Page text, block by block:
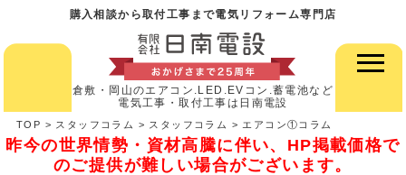
購入相談から取付工事まで電気リフォーム専門店
倉敷・岡山のエアコン.LED.EVコン.蓄電池など
電気工事・取付工事は日南電設
TOP > スタッフコラム > スタッフコラム > エアコン①コラム
昨今の世界情勢・資材高騰に伴い、HP掲載価格で
のご提供が難しい場合がございます。